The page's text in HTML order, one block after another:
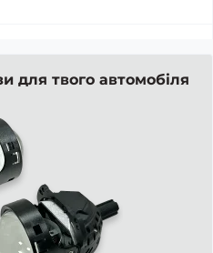
для твого автомобіля